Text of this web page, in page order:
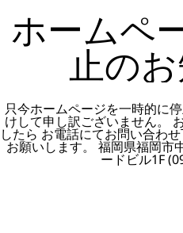
ホームペ
止の
只今ホームページを一時的に
けして申し訳ございません。
したら お電話にてお問い合わ
お願いします。 福岡県福岡市
ードビル1F